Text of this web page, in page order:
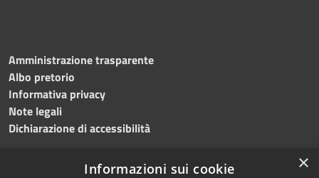
Amministrazione trasparente
Albo pretorio
Informativa privacy
Note legali
Dichiarazione di accessibilità
×
Informazioni sui cookie